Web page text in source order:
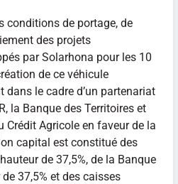
conditions de portage, de
des projets
par Solarhona pour les 10
de ce véhicule
dans le cadre d’un partenariat
la Banque des Territoires et
Crédit Agricole en faveur de la
capital est constitué des
de 37,5%, de la Banque
37,5% et des caisses